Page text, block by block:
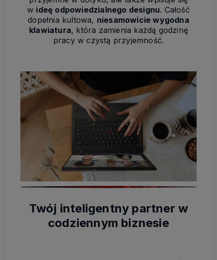
w ideę odpowiedzialnego designu. Całość
dopełnia kultowa, niesamowicie wygodna
klawiatura, która zamienia każdą godzinę
pracy w czystą przyjemność.
Twój inteligentny partner w
codziennym biznesie